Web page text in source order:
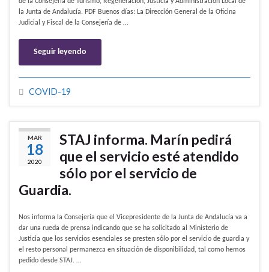
la Junta de Andalucía. PDF Buenos días: La Dirección General de la Oficina
Judicial y Fiscal de la Consejería de …
Seguir leyendo
COVID-19
MAR
18
2020
STAJ informa. Marín pedirá
que el servicio esté atendido
sólo por el servicio de
Guardia.
Nos informa la Consejería que el Vicepresidente de la Junta de Andalucía va a
dar una rueda de prensa indicando que se ha solicitado al Ministerio de
Justicia que los servicios esenciales se presten sólo por el servicio de guardia y
el resto personal permanezca en situación de disponibilidad, tal como hemos
pedido desde STAJ. …